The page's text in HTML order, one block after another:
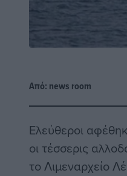
Από: news room
Ελεύθεροι
οι τέσσερις
το Λιμεναρχείο